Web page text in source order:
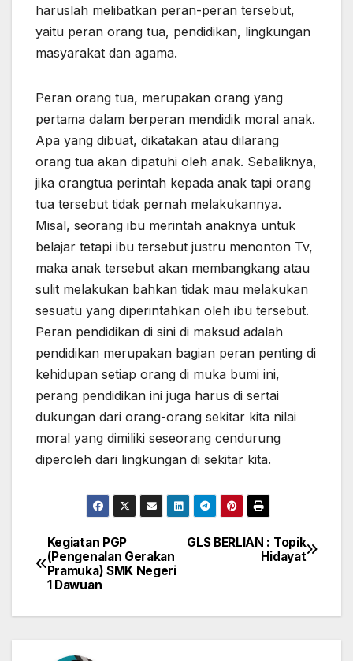
haruslah melibatkan peran-peran tersebut,
yaitu peran orang tua, pendidikan, lingkungan
masyarakat dan agama.
Peran orang tua, merupakan orang yang
pertama dalam berperan mendidik moral anak.
Apa yang dibuat, dikatakan atau dilarang
orang tua akan dipatuhi oleh anak. Sebaliknya,
jika orangtua perintah kepada anak tapi orang
tua tersebut tidak pernah melakukannya.
Misal, seorang ibu merintah anaknya untuk
belajar tetapi ibu tersebut justru menonton Tv,
maka anak tersebut akan membangkang atau
sulit melakukan bahkan tidak mau melakukan
sesuatu yang diperintahkan oleh ibu tersebut.
Peran pendidikan di sini di maksud adalah
pendidikan merupakan bagian peran penting di
kehidupan setiap orang di muka bumi ini,
perang pendidikan ini juga harus di sertai
dukungan dari orang-orang sekitar kita nilai
moral yang dimiliki seseorang cendurung
diperoleh dari lingkungan di sekitar kita.
Navigasi
pos
GLS BERLIAN : Topik
Hidayat
Kegiatan PGP
(Pengenalan Gerakan
Pramuka) SMK Negeri
1 Dawuan